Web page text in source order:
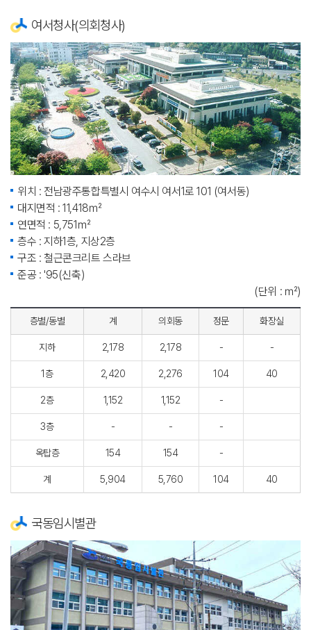
여서청사(의회청사)
위치 : 전남광주통합특별시 여수시 여서1로 101 (여서동)
대지면적 : 11,418㎡
연면적 : 5,751㎡
층수 : 지하1층, 지상2층
구조 : 철근콘크리트 스라브
준공 : '95(신축)
(단위 : ㎡)
층별/동별 계 의회동 정문 화장실
지하 2,178 2,178 - -
1층 2,420 2,276 104 40
2층 1,152 1,152 -
3층 - - -
옥탑층 154 154 -
계 5,904 5,760 104 40
국동임시별관